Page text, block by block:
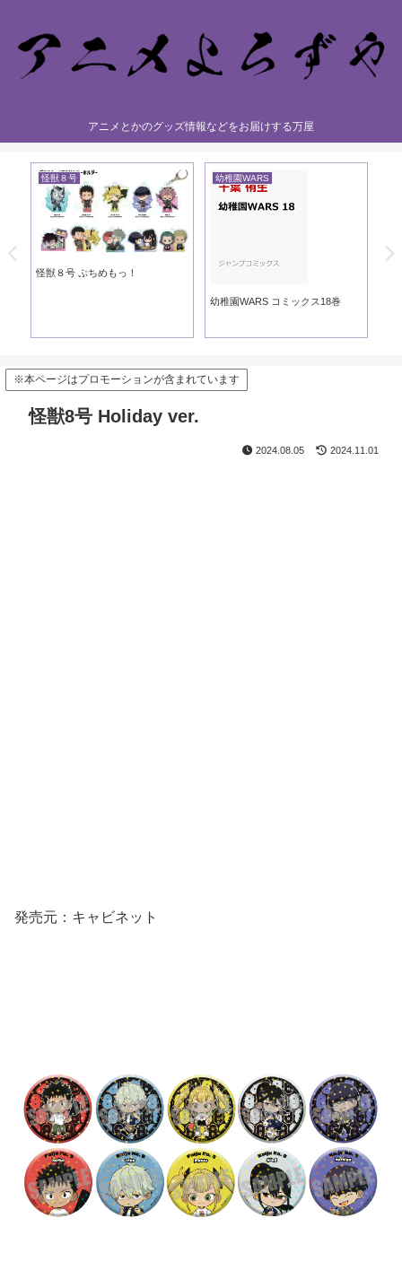
アニメとかのグッズ情報などをお届けする万屋
怪獣８号
怪獣８号 ぷちめもっ！
幼稚園WARS
幼稚園WARS コミックス18巻
※本ページはプロモーションが含まれています
怪獣8号 Holiday ver.
2024.08.05 2024.11.01
発売元：キャビネット